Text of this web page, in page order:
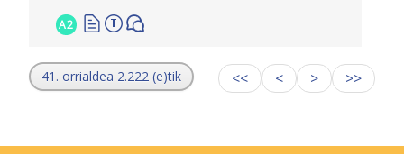
A2
41. orrialdea 2.222 (e)tik << < > >>